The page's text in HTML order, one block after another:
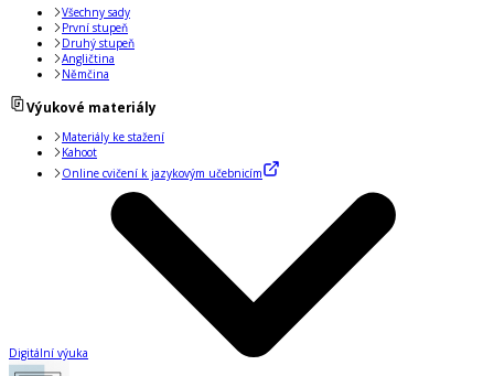
Všechny sady
První stupeň
Druhý stupeň
Angličtina
Němčina
Výukové materiály
Materiály ke stažení
Kahoot
Online cvičení k jazykovým učebnicím
Digitální výuka